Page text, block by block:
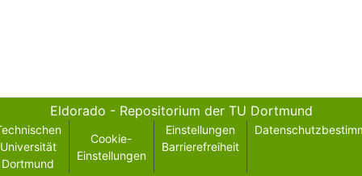
Eldorado - Repositorium der TU Dortmund
Universität
Dortmund
Cookie-
Einstellungen
Einstellungen
Barrierefreiheit